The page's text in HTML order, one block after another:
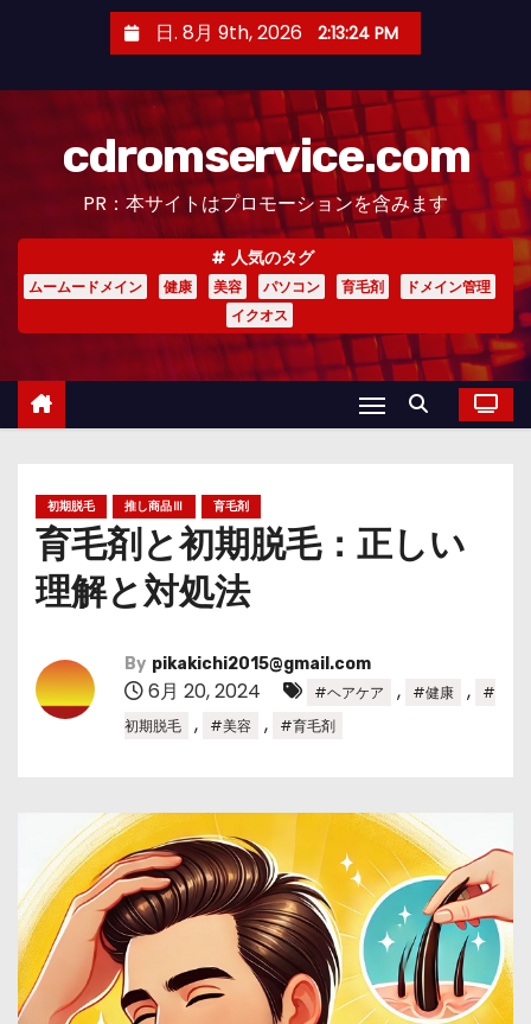
日. 8月 9th, 2026 2:13:25 PM
cdromservice.com
PR：本サイトはプロモーションを含みます
人気のタグ
ムームードメイン 健康 美容 パソコン 育毛剤
ドメイン管理
イクオス
初期脱毛 推し商品Ⅲ 育毛剤
育毛剤と初期脱毛：正しい
理解と対処法
By pikakichi2015@gmail.com
6月 20, 2024 #ヘアケア , #健康 ,
#
初期脱毛
, #美容 , #育毛剤